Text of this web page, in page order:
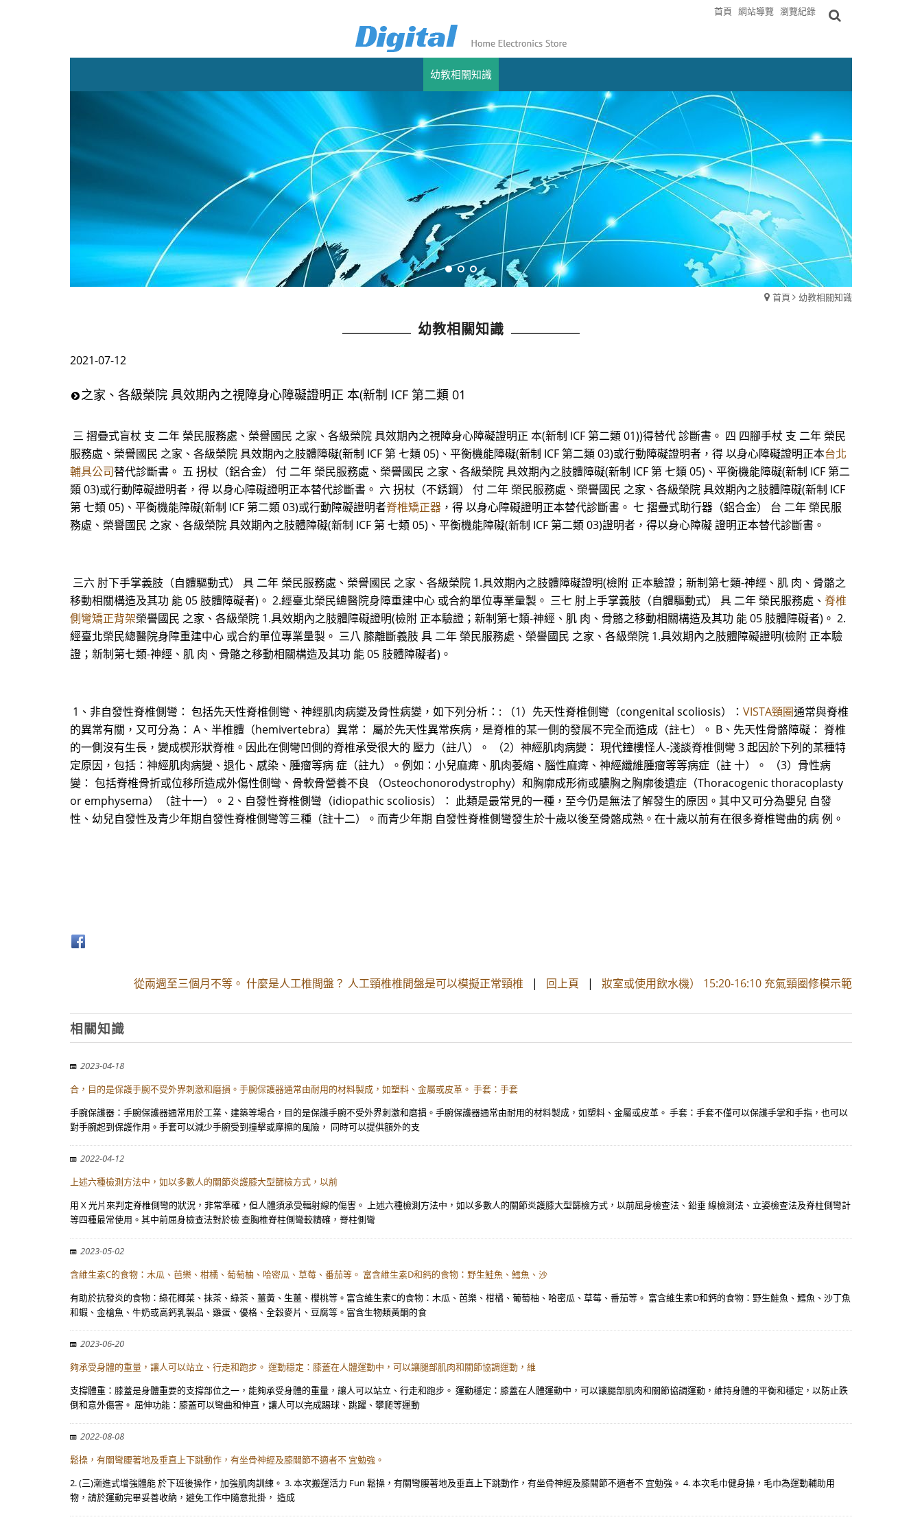
首頁 網站導覽 瀏覽紀錄
幼教相關知識
首頁 幼教相關知識
幼教相關知識
2021-07-12
之家、各級榮院 具效期內之視障身心障礙證明正 本(新制 ICF 第二類 01
三 摺疊式盲杖 支 二年 榮民服務處、榮譽國民 之家、各級榮院 具效期內之視障身心障礙證明正 本(新制 ICF 第二類 01))得替代 診斷書。 四 四腳手杖 支 二年 榮民
服務處、榮譽國民 之家、各級榮院 具效期內之肢體障礙(新制 ICF 第 七類 05)、平衡機能障礙(新制 ICF 第二類 03)或行動障礙證明者，得 以身心障礙證明正本台北
輔具公司替代診斷書。 五 拐杖（鋁合金） 付 二年 榮民服務處、榮譽國民 之家、各級榮院 具效期內之肢體障礙(新制 ICF 第 七類 05)、平衡機能障礙(新制 ICF 第二
類 03)或行動障礙證明者，得 以身心障礙證明正本替代診斷書。 六 拐杖（不銹鋼） 付 二年 榮民服務處、榮譽國民 之家、各級榮院 具效期內之肢體障礙(新制 ICF
第 七類 05)、平衡機能障礙(新制 ICF 第二類 03)或行動障礙證明者脊椎矯正器 ，得 以身心障礙證明正本替代診斷書。 七 摺疊式助行器（鋁合金） 台 二年 榮民服
務處、榮譽國民 之家、各級榮院 具效期內之肢體障礙(新制 ICF 第 七類 05)、平衡機能障礙(新制 ICF 第二類 03)證明者，得以身心障礙 證明正本替代診斷書。
三六 肘下手掌義肢（自體驅動式） 具 二年 榮民服務處、榮譽國民 之家、各級榮院 1.具效期內之肢體障礙證明(檢附 正本驗證；新制第七類-神經、肌 肉、骨骼之
移動相關構造及其功 能 05 肢體障礙者)。 2.經臺北榮民總醫院身障重建中心 或合約單位專業量製。 三七 肘上手掌義肢（自體驅動式） 具 二年 榮民服務處、 脊椎
側彎矯正背架榮譽國民 之家、各級榮院 1.具效期內之肢體障礙證明(檢附 正本驗證；新制第七類-神經、肌 肉、骨骼之移動相關構造及其功 能 05 肢體障礙者)。 2.
經臺北榮民總醫院身障重建中心 或合約單位專業量製。 三八 膝離斷義肢 具 二年 榮民服務處、榮譽國民 之家、各級榮院 1.具效期內之肢體障礙證明(檢附 正本驗
證；新制第七類-神經、肌 肉、骨骼之移動相關構造及其功 能 05 肢體障礙者)。
1、非自發性脊椎側彎： 包括先天性脊椎側彎、神經肌肉病變及骨性病變，如下列分析：: （1）先天性脊椎側彎（congenital scoliosis）： VISTA頸圈通常與脊椎
的異常有關，又可分為： A、半椎體（hemivertebra）異常： 屬於先天性異常疾病，是脊椎的某一側的發展不完全而造成（註七）。 B、先天性骨骼障礙： 脊椎
的一側沒有生長，變成楔形狀脊椎。因此在側彎凹側的脊椎承受很大的 壓力（註八）。 （2）神經肌肉病變： 現代鐘樓怪人-淺談脊椎側彎 3 起因於下列的某種特
定原因，包括：神經肌肉病變、退化、感染、腫瘤等病 症（註九）。例如：小兒麻痺、肌肉萎縮、腦性麻痺、神經纖維腫瘤等等病症（註 十）。 （3）骨性病
變： 包括脊椎骨折或位移所造成外傷性側彎、骨軟骨營養不良 （Osteochonorodystrophy）和胸廓成形術或膿胸之胸廓後遺症（Thoracogenic thoracoplasty
or emphysema）（註十一）。 2、自發性脊椎側彎（idiopathic scoliosis）： 此類是最常見的一種，至今仍是無法了解發生的原因。其中又可分為嬰兒 自發
性、幼兒自發性及青少年期自發性脊椎側彎等三種（註十二）。而青少年期 自發性脊椎側彎發生於十歲以後至骨骼成熟。在十歲以前有在很多脊椎彎曲的病 例。
從兩週至三個月不等。 什麼是人工椎間盤？ 人工頸椎椎間盤是可以模擬正常頸椎 | 回上頁 | 妝室或使用飲水機） 15:20-16:10 充氣頸圈修模示範
相關知識
2023-04-18
合，目的是保護手腕不受外界刺激和磨損。手腕保護器通常由耐用的材料製成，如塑料、金屬或皮革。 手套：手套
手腕保護器：手腕保護器通常用於工業、建築等場合，目的是保護手腕不受外界刺激和磨損。手腕保護器通常由耐用的材料製成，如塑料、金屬或皮革。 手套：手套不僅可以保護手掌和手指，也可以
對手腕起到保護作用。手套可以減少手腕受到撞擊或摩擦的風險， 同時可以提供額外的支
2022-04-12
上述六種檢測方法中，如以多數人的關節炎護膝大型篩檢方式，以前
用 X 光片來判定脊椎側彎的狀況，非常準確，但人體須承受輻射線的傷害。 上述六種檢測方法中，如以多數人的關節炎護膝大型篩檢方式，以前屈身檢查法、鉛垂 線檢測法、立姿檢查法及脊柱側彎計
等四種最常使用。其中前屈身檢查法對於檢 查胸椎脊柱側彎較精確，脊柱側彎
2023-05-02
含維生素C的食物：木瓜、芭樂、柑橘、葡萄柚、哈密瓜、草莓、番茄等。 富含維生素D和鈣的食物：野生鮭魚、鱈魚、沙
有助於抗發炎的食物：綠花椰菜、抹茶、綠茶、薑黃、生薑、櫻桃等。富含維生素C的食物：木瓜、芭樂、柑橘、葡萄柚、哈密瓜、草莓、番茄等。 富含維生素D和鈣的食物：野生鮭魚、鱈魚、沙丁魚
和蝦、金槍魚、牛奶或高鈣乳製品、雞蛋、優格、全穀麥片、豆腐等。富含生物類黃酮的食
2023-06-20
夠承受身體的重量，讓人可以站立、行走和跑步。 運動穩定：膝蓋在人體運動中，可以讓腿部肌肉和關節協調運動，維
支撐體重：膝蓋是身體重要的支撐部位之一，能夠承受身體的重量，讓人可以站立、行走和跑步。 運動穩定：膝蓋在人體運動中，可以讓腿部肌肉和關節協調運動，維持身體的平衡和穩定，以防止跌
倒和意外傷害。 屈伸功能：膝蓋可以彎曲和伸直，讓人可以完成踢球、跳躍、攀爬等運動
2022-08-08
鬆操，有關彎腰著地及垂直上下跳動作，有坐骨神經及膝關節不適者不 宜勉強。
2. (三)漸進式增強體能 於下班後操作，加強肌肉訓練。 3. 本次搬運活力 Fun 鬆操，有關彎腰著地及垂直上下跳動作，有坐骨神經及膝關節不適者不 宜勉強。 4. 本次毛巾健身操，毛巾為運動輔助用
物，請於運動完畢妥善收納，避免工作中隨意批掛， 造成